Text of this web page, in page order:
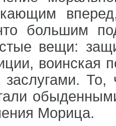
большим
вещи:
воинская
заслугами.
Морица.